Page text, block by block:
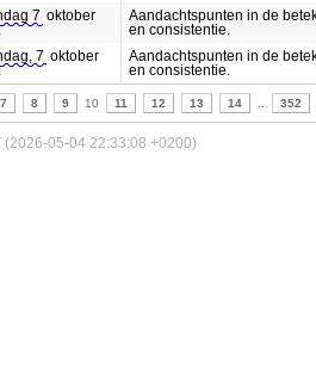
7 oktober
Aandachtspunten in de
en consistentie.
7 oktober
Aandachtspunten in de
en consistentie.
7 8 9 10 11 12 13 14 352
(2026-05-04 22:33:08 +0200)